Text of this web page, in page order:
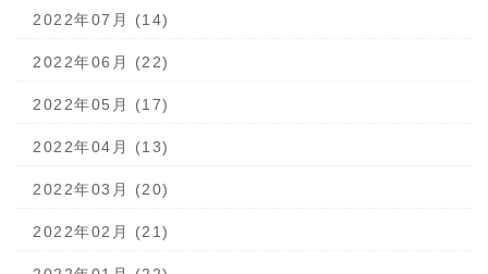
2022年07月 (14)
2022年06月 (22)
2022年05月 (17)
2022年04月 (13)
2022年03月 (20)
2022年02月 (21)